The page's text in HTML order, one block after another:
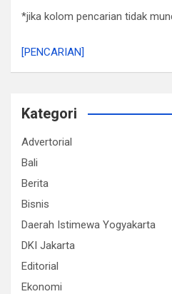
*jika kolom pencarian tidak
[PENCARIAN]
Kategori
Advertorial
Bali
Berita
Bisnis
Daerah Istimewa Yogyakarta
DKI Jakarta
Editorial
Ekonomi